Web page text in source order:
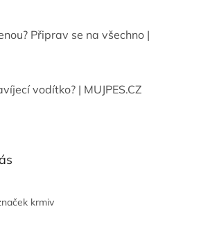
Připrav se na všechno |
vodítko? | MUJPES.CZ
krmiv